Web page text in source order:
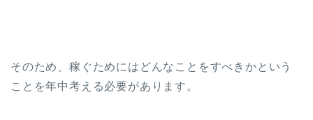
そのため、稼ぐためにはどんなことをすべきかという
ことを年中考える必要があります。